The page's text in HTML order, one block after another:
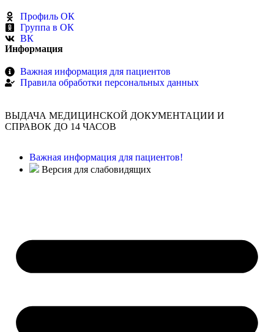
Профиль ОК
Группа в ОК
ВК
Информация
Важная информация для пациентов
Правила обработки персональных данных
ВЫДАЧА МЕДИЦИНСКОЙ ДОКУМЕНТАЦИИ И
СПРАВОК ДО 14 ЧАСОВ
Важная информация для пациентов!
Версия для слабовидящих